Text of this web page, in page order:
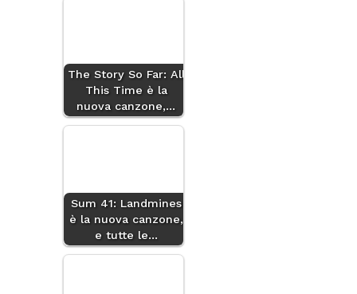
The Story So Far: All
This Time è la
nuova canzone,…
Sum 41: Landmines
è la nuova canzone,
e tutte le…